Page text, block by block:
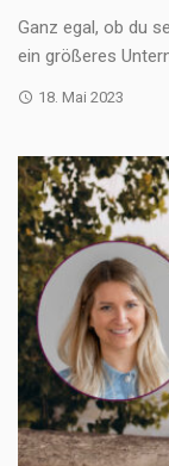
Ganz egal, ob du
ein größeres
18. Mai 2023